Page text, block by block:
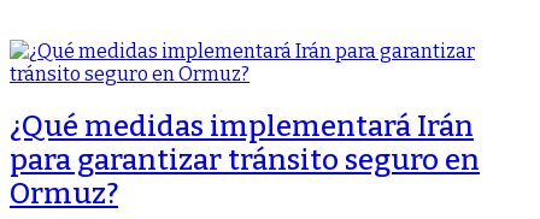
¿Qué medidas implementará Irán
para garantizar tránsito seguro en
Ormuz?